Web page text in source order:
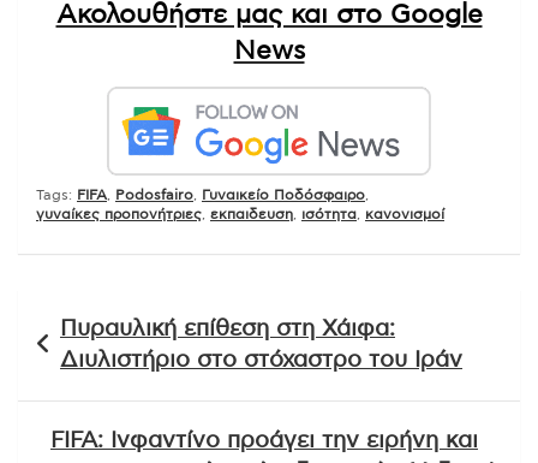
Ακολουθήστε μας και στο Google
News
Tags: FIFA Podosfairo Γυναικείο Ποδόσφαιρο
γυναίκες προπονήτριες εκπαιδευση ισότητα κανονισμοί
άρθρων
Πυραυλική επίθεση στη Χάιφα:
Διυλιστήριο στο στόχαστρο του Ιράν
FIFA: Ινφαντίνο προάγει την ειρήνη και